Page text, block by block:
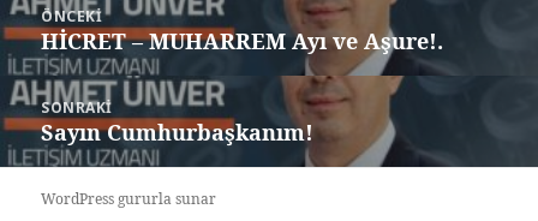
ÖNCEKI
HİCRET – MUHARREM Ayı ve Aşure!.
SONRAKI
Sayın Cumhurbaşkanım!
WordPress gururla sunar